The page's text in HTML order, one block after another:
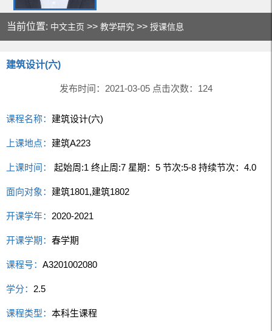
当前位置: 中文主页 >>教学研究 >>授课信息
建筑设计(六)
发布时间：2021-03-05 点击次数： 124
课程名称： 建筑设计(六)
上课地点： 建筑A223
上课时间： 起始周:1 终止周:7 星期：5 节次:5-8 持续节次：4.0
面向对象： 建筑1801,建筑1802
开课学年： 2020-2021
开课学期：春学期
课程号：A3201002080
学分： 2.5
课程类型：本科生课程